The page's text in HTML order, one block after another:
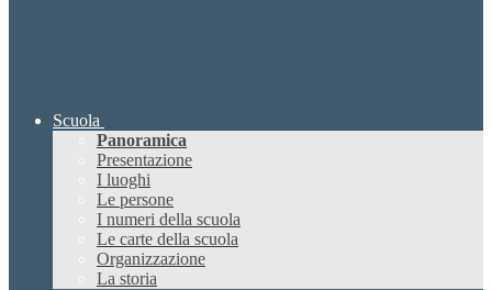
Scuola
Panoramica
Presentazione
I luoghi
Le persone
I numeri della scuola
Le carte della scuola
Organizzazione
La storia